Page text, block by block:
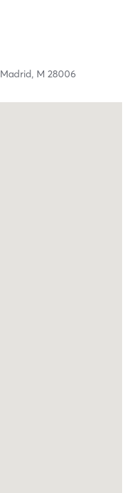
Madrid, M 28006